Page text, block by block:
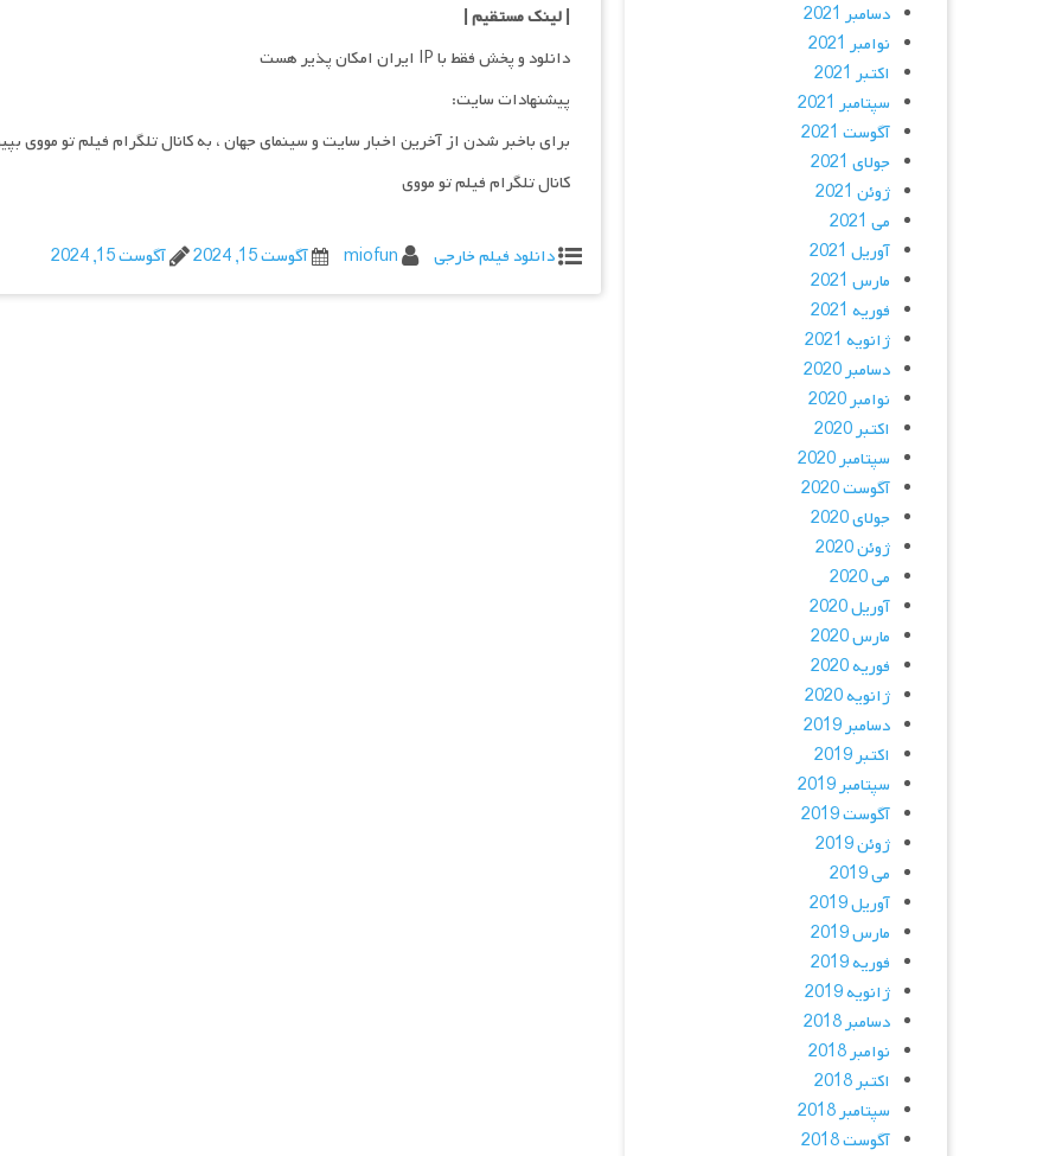
| لینک مستقیم|
دانلود و پخش فقط با IP ایران امکان پذیر هست
پیشنهادات سایت:
برای باخبر شدن از آخرین اخبار سایت و سینمای جهان ، به کانال تلگرام فیلم تو مووی
کانال تلگرام فیلم تو مووی
دانلود فیلم خارجی miofun آگوست 15, 2024 آگوست 15, 2024
دسامبر 2021
نوامبر 2021
اکتبر 2021
سپتامبر 2021
آگوست 2021
جولای 2021
ژوئن 2021
می 2021
آوریل 2021
مارس 2021
فوریه 2021
ژانویه 2021
دسامبر 2020
نوامبر 2020
اکتبر 2020
سپتامبر 2020
آگوست 2020
جولای 2020
ژوئن 2020
می 2020
آوریل 2020
مارس 2020
فوریه 2020
ژانویه 2020
دسامبر 2019
اکتبر 2019
سپتامبر 2019
آگوست 2019
ژوئن 2019
می 2019
آوریل 2019
مارس 2019
فوریه 2019
ژانویه 2019
دسامبر 2018
نوامبر 2018
اکتبر 2018
سپتامبر 2018
آگوست 2018